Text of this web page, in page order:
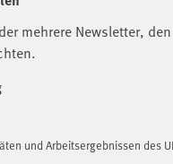
mehrere Newsletter,
und Arbeitsergebnissen des